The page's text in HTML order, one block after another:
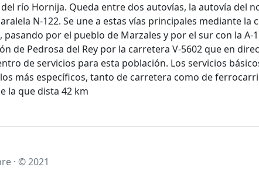
río Hornija. Queda entre dos autovías, la autovía del
N-122. Se une a estas vías principales mediante la
pasando por el pueblo de Marzales y por el sur con la A-
de Pedrosa del Rey por la carretera V-5602 que en
de servicios para esta población. Los servicios
más específicos, tanto de carretera como de
la que dista 42 km
· © 2021